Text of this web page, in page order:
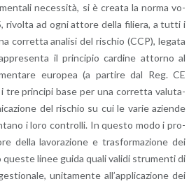
ne­ces­si­tà, si è crea­ta la norma vo­
ri­vol­ta ad ogni at­to­re della fi­lie­ra, a tutti i
cor­ret­ta ana­li­si del ri­schio (CCP), le­ga­ta
il prin­ci­pio car­di­ne at­tor­no al
eu­ro­pea (a par­ti­re dal Reg. CE
tre prin­ci­pi base per una cor­ret­ta va­lu­ta­
del ri­schio su cui le varie azien­de
i loro con­trol­li. In que­sto modo i pro­
della la­vo­ra­zio­ne e tra­sfor­ma­zio­ne dei
linee guida quali va­li­di stru­men­ti di
uni­ta­men­te al­l’ap­pli­ca­zio­ne dei